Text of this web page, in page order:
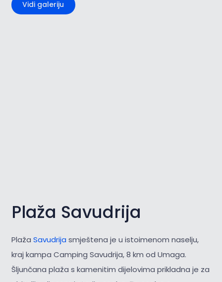
Vidi galeriju
Plaža Savudrija
Plaža Savudrija smještena je u istoimenom naselju,
kraj kampa Camping Savudrija, 8 km od Umaga.
Šljunčana plaža s kamenitim dijelovima prikladna je za